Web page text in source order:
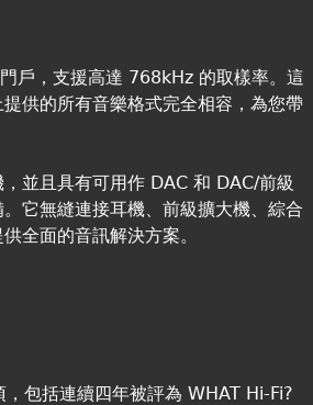
戶，支援高達 768kHz 的取樣率。這
供的所有音樂格式完全相容，為您帶
並且具有可用作 DAC 和 DAC/前級
它無縫連接耳機、前級擴大機、綜合
全面的音訊解決方案。
包括連續四年被評為 WHAT Hi-Fi?